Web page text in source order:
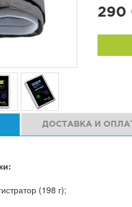
290
ДОСТАВКА И
(198 г);